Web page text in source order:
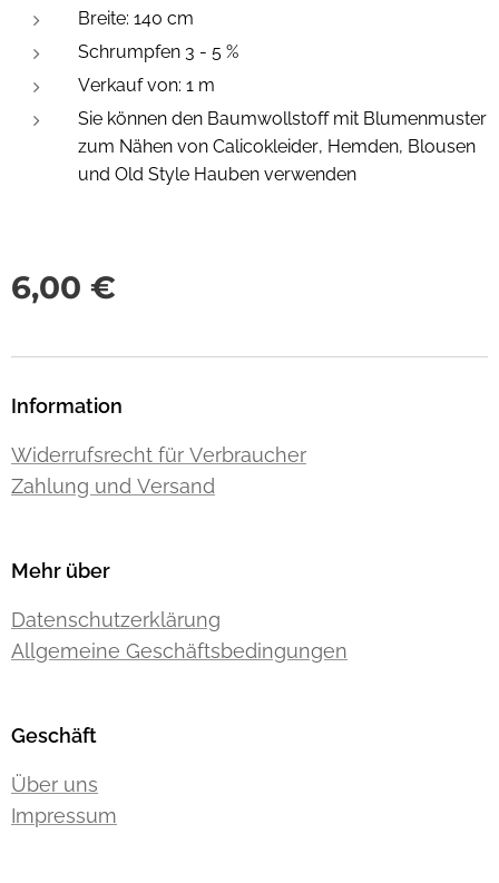
Breite: 140 cm
Schrumpfen 3 - 5 %
Verkauf von: 1 m
Sie können den Baumwollstoff mit Blumenmuster
zum Nähen von Calicokleider, Hemden, Blousen
und Old Style Hauben verwenden
6,00 €
Information
Widerrufsrecht für Verbraucher
Zahlung und Versand
Mehr über
Datenschutzerklärung
Allgemeine Geschäftsbedingungen
Geschäft
Über uns
Impressum